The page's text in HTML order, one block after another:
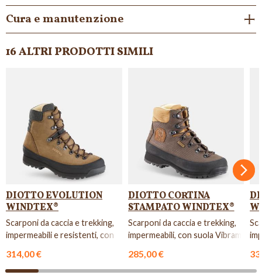
Cura e manutenzione
16 ALTRI PRODOTTI SIMILI
DIOTTO EVOLUTION
WINDTEX®
Scarponi da caccia e trekking,
impermeabili e resistenti, con
314,00 €
DIOTTO CORTINA
STAMPATO WINDTEX®
Scarponi da caccia e trekking,
impermeabili, con suola Vibram.
285,00 €